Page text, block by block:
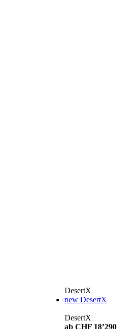
DesertX
new DesertX
DesertX
ab CHF 18’290